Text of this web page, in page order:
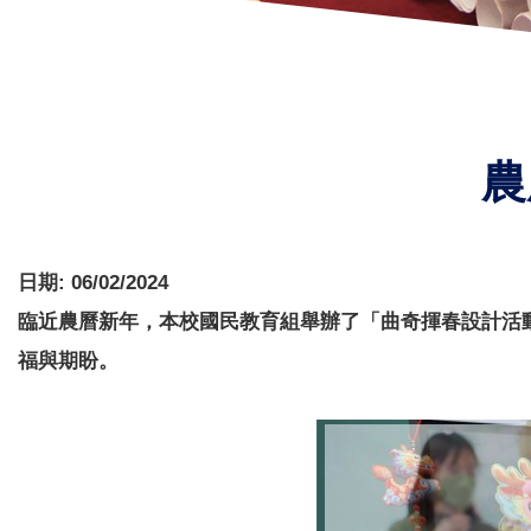
日期: 06/02/2024
臨近農曆新年，本校國民教育組舉辦了「曲奇揮春設計
福與期盼。